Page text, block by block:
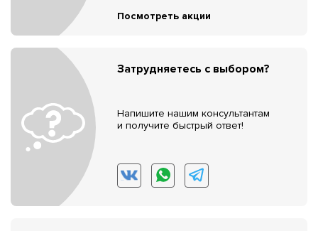
Посмотреть акции
Затрудняетесь с выбором?
Напишите нашим консультантам
и получите быстрый ответ!